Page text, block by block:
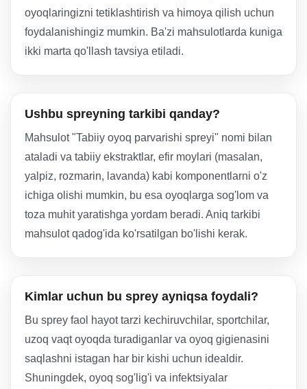
oyoqlaringizni tetiklashtirish va himoya qilish uchun
foydalanishingiz mumkin. Ba'zi mahsulotlarda kuniga
ikki marta qo'llash tavsiya etiladi.
Ushbu spreyning tarkibi qanday?
Mahsulot "Tabiiy oyoq parvarishi spreyi" nomi bilan
ataladi va tabiiy ekstraktlar, efir moylari (masalan,
yalpiz, rozmarin, lavanda) kabi komponentlarni o'z
ichiga olishi mumkin, bu esa oyoqlarga sog'lom va
toza muhit yaratishga yordam beradi. Aniq tarkibi
mahsulot qadog'ida ko'rsatilgan bo'lishi kerak.
Kimlar uchun bu sprey ayniqsa foydali?
Bu sprey faol hayot tarzi kechiruvchilar, sportchilar,
uzoq vaqt oyoqda turadiganlar va oyoq gigienasini
saqlashni istagan har bir kishi uchun idealdir.
Shuningdek, oyoq sog'lig'i va infektsiyalar